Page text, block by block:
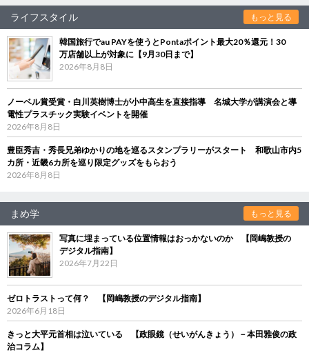
ライフスタイル もっと見る
韓国旅行でau PAYを使うとPontaポイント最大20％還元！30
万店舗以上が対象に【9月30日まで】
2026年8月8日
ノーベル賞受賞・白川英樹博士が小中高生を直接指導 名城大学が講演会と導
電性プラスチック実験イベントを開催
2026年8月8日
豊臣秀吉・秀長兄弟ゆかりの地を巡るスタンプラリーがスタート 和歌山市内5
カ所・近畿6カ所を巡り限定グッズをもらおう
2026年8月8日
まめ学 もっと見る
写真に埋まっている位置情報はおっかないのか 【岡嶋教授の
デジタル指南】
2026年7月22日
ゼロトラストって何？ 【岡嶋教授のデジタル指南】
2026年6月18日
きっと大平元首相は泣いている 【政眼鏡（せいがんきょう）－本田雅俊の政
治コラム】